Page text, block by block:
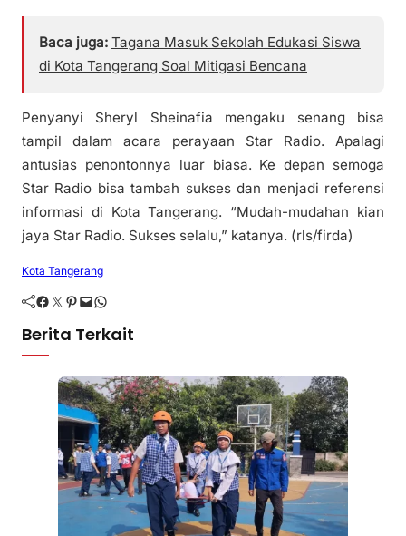
Baca juga: Tagana Masuk Sekolah Edukasi Siswa
di Kota Tangerang Soal Mitigasi Bencana
Penyanyi Sheryl Sheinafia mengaku senang bisa
tampil dalam acara perayaan Star Radio. Apalagi
antusias penontonnya luar biasa. Ke depan semoga
Star Radio bisa tambah sukses dan menjadi referensi
informasi di Kota Tangerang. “Mudah-mudahan kian
jaya Star Radio. Sukses selalu,” katanya. (rls/firda)
Kota Tangerang
Facebook Twitter Pinterest Mail WhatsApp
Berita Terkait